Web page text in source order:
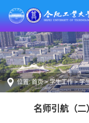
位置:首页>学生工作>学
名师引航（二